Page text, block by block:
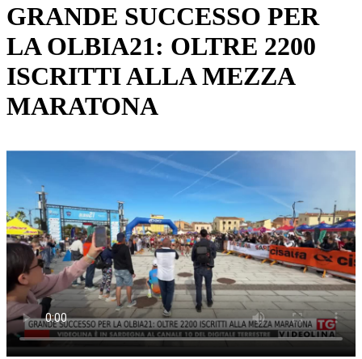
GRANDE SUCCESSO PER
LA OLBIA21: OLTRE 2200
ISCRITTI ALLA MEZZA
MARATONA